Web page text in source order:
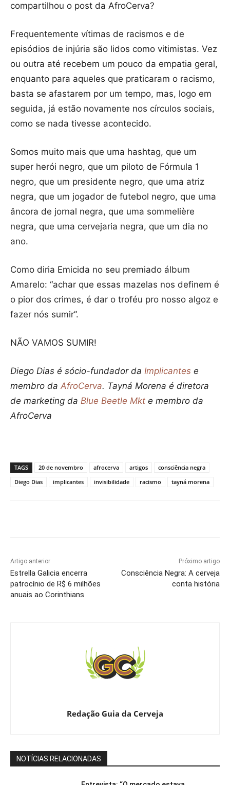
compartilhou o post da AfroCerva?
Frequentemente vítimas de racismos e de
episódios de injúria são lidos como vitimistas. Vez
ou outra até recebem um pouco da empatia geral,
enquanto para aqueles que praticaram o racismo,
basta se afastarem por um tempo, mas, logo em
seguida, já estão novamente nos círculos sociais,
como se nada tivesse acontecido.
Somos muito mais que uma hashtag, que um
super herói negro, que um piloto de Fórmula 1
negro, que um presidente negro, que uma atriz
negra, que um jogador de futebol negro, que uma
âncora de jornal negra, que uma sommelière
negra, que uma cervejaria negra, que um dia no
ano.
Como diria Emicida no seu premiado álbum
Amarelo: “achar que essas mazelas nos definem é
o pior dos crimes, é dar o troféu pro nosso algoz e
fazer nós sumir”.
NÃO VAMOS SUMIR!
Diego Dias é sócio-fundador da Implicantes e
membro da AfroCerva. Tayná Morena é diretora
de marketing da Blue Beetle Mkt e membro da
AfroCerva
TAGS 20 de novembro afrocerva artigos
consciência negra
Diego Dias
implicantes invisibilidade racismo tayná morena
Artigo anterior
Estrella Galicia encerra
patrocínio de R$ 6 milhões
anuais ao Corinthians
Próximo artigo
Consciência Negra: A cerveja
conta história
Redação Guia da Cerveja
NOTÍCIAS RELACIONADAS